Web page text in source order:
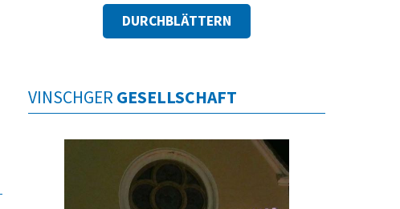
DURCHBLÄTTERN
VINSCHGER GESELLSCHAFT